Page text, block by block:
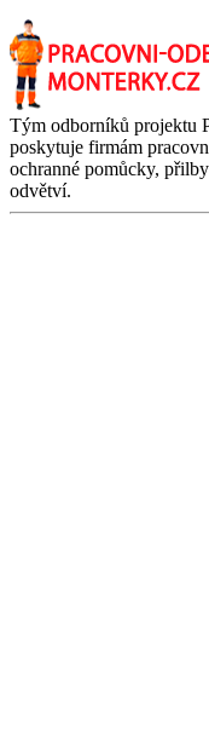
Tým odborníků projektu
poskytuje firmám
ochranné pomůcky,
odvětví.